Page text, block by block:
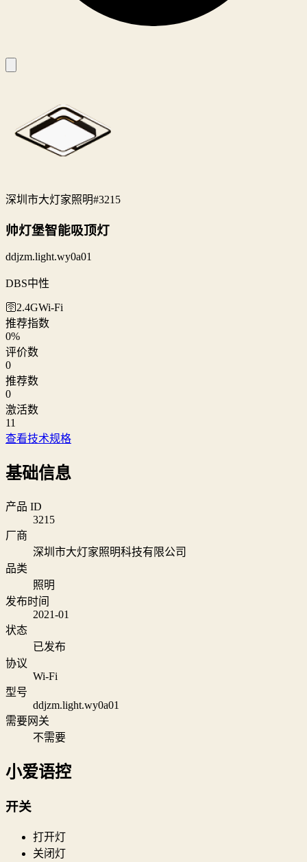
深圳市大灯家照明#3215
帅灯堡智能吸顶灯
ddjzm.light.wy0a01
DBS中性
🛜2.4GWi‑Fi
推荐指数
0%
评价数
0
推荐数
0
激活数
11
查看技术规格
基础信息
产品 ID
3215
厂商
深圳市大灯家照明科技有限公司
品类
照明
发布时间
2021-01
状态
已发布
协议
Wi‑Fi
型号
ddjzm.light.wy0a01
需要网关
不需要
小爱语控
开关
打开灯
关闭灯